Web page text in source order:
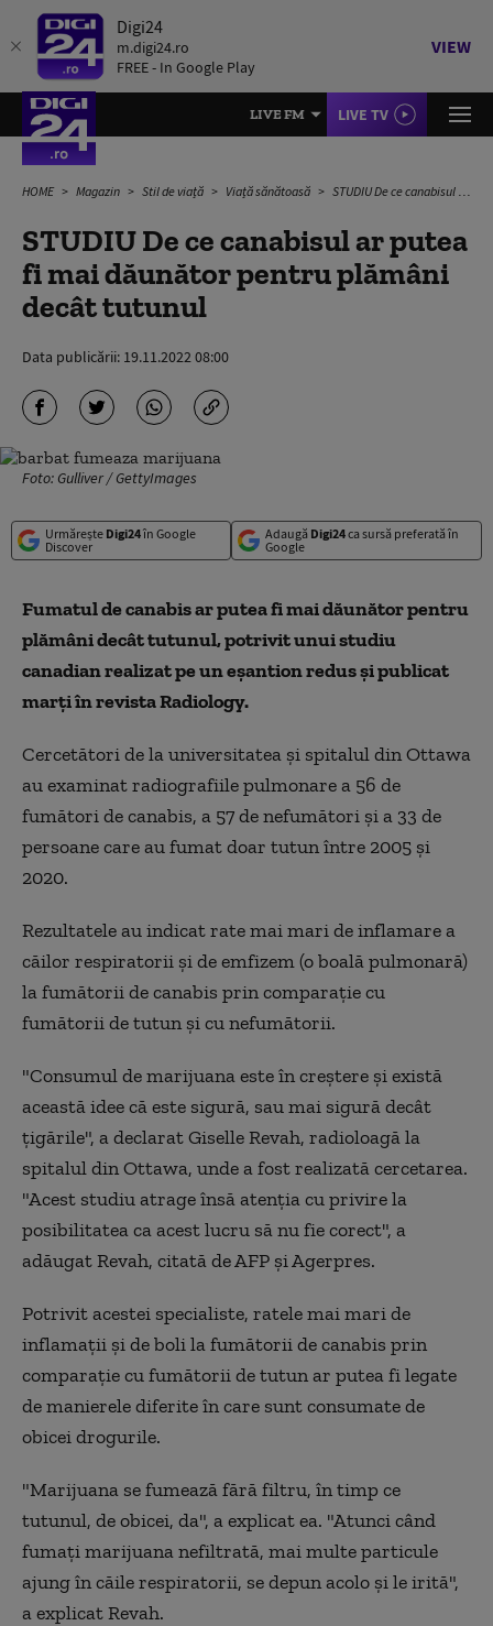
Digi24
m.digi24.ro
FREE - In Google Play
VIEW
LIVE FM LIVE TV
HOME Magazin Stil de viață Viață sănătoasă STUDIU De ce canabisul ar putea fi mai dăunător pentru plămâni decât tutunul
STUDIU De ce canabisul ar putea
fi mai dăunător pentru plămâni
decât tutunul
Data publicării: 19.11.2022 08:00
Foto: Gulliver / GettyImages
Urmărește Digi24în Google
Discover
Adaugă Digi24ca sursă preferată în
Google
Fumatul de canabis ar putea fi mai dăunător pentru
plămâni decât tutunul, potrivit unui studiu
canadian realizat pe un eşantion redus şi publicat
marţi în revista Radiology.
Cercetători de la universitatea şi spitalul din Ottawa
au examinat radiografiile pulmonare a 56 de
fumători de canabis, a 57 de nefumători şi a 33 de
persoane care au fumat doar tutun între 2005 şi
2020.
Rezultatele au indicat rate mai mari de inflamare a
căilor respiratorii şi de emfizem (o boală pulmonară)
la fumătorii de canabis prin comparaţie cu
fumătorii de tutun şi cu nefumătorii.
"Consumul de marijuana este în creştere şi există
această idee că este sigură, sau mai sigură decât
ţigările", a declarat Giselle Revah, radioloagă la
spitalul din Ottawa, unde a fost realizată cercetarea.
"Acest studiu atrage însă atenţia cu privire la
posibilitatea ca acest lucru să nu fie corect", a
adăugat Revah, citată de AFP și Agerpres.
Potrivit acestei specialiste, ratele mai mari de
inflamaţii şi de boli la fumătorii de canabis prin
comparaţie cu fumătorii de tutun ar putea fi legate
de manierele diferite în care sunt consumate de
obicei drogurile.
"Marijuana se fumează fără filtru, în timp ce
tutunul, de obicei, da", a explicat ea. "Atunci când
fumaţi marijuana nefiltrată, mai multe particule
ajung în căile respiratorii, se depun acolo şi le irită",
a explicat Revah.